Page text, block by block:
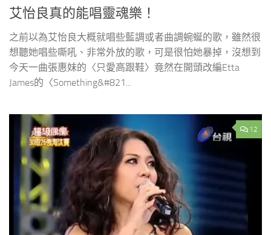
艾怡良真的能唱靈魂樂！
之前以為艾怡良大概就唱些藍調或者曲調蜿蜒的歌，雖然很
想聽她唱些嘶吼、非常外放的歌，可是很怕她暴掉，沒想到
今天一曲張惠妹的〈只愛高跟鞋〉竟然在開頭改編Etta
James的〈Something&#821...
12